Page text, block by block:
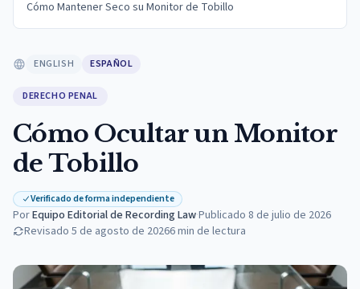
Cómo Mantener Seco su Monitor de Tobillo
ENGLISH ESPAÑOL
DERECHO PENAL
Cómo Ocultar un Monitor
de Tobillo
Verificado de forma independiente
PorEquipo Editorial de Recording Law·Publicado 8 de julio de 2026
Revisado 5 de agosto de 20266min de lectura